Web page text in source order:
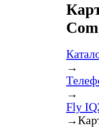
→
→
Fly
→